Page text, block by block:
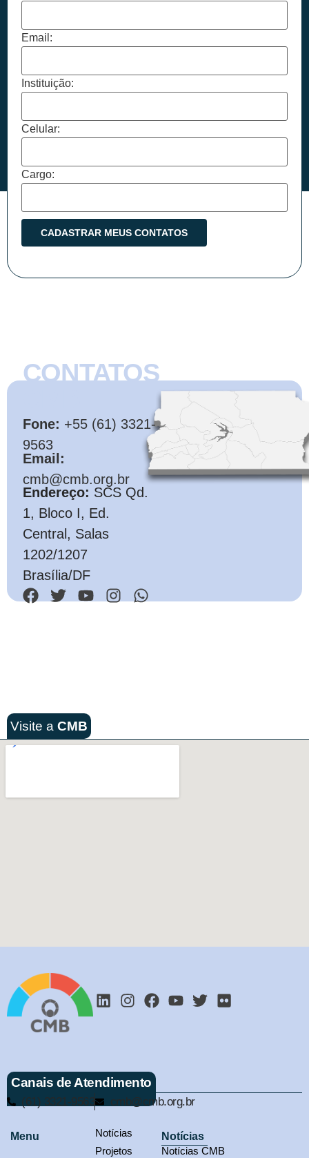
Email:
Instituição:
Celular:
Cargo:
CONTATOS
Fone: +55 (61) 3321-
9563
Email:
cmb@cmb.org.br
Endereço: SCS Qd.
1, Bloco I, Ed.
Central, Salas
1202/1207
Brasília/DF
Visite a CMB
Canais de Atendimento
(61) 3321-9563 cmb@cmb.org.br
Menu
Notícias
Projetos
Notícias
Notícias CMB